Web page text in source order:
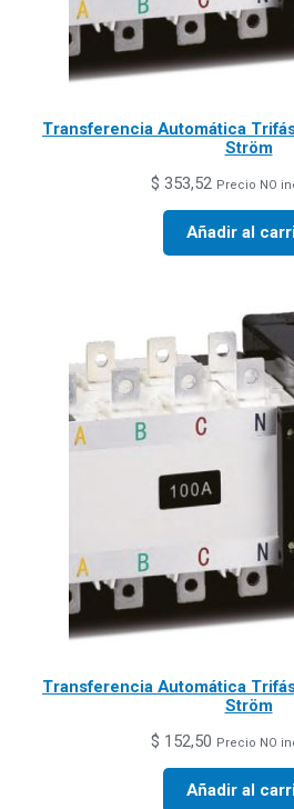
Transferencia Automática
Ström
$ 353,52 Precio NO
Añadir al
Transferencia Automática
Ström
$ 152,50 Precio NO
Añadir al